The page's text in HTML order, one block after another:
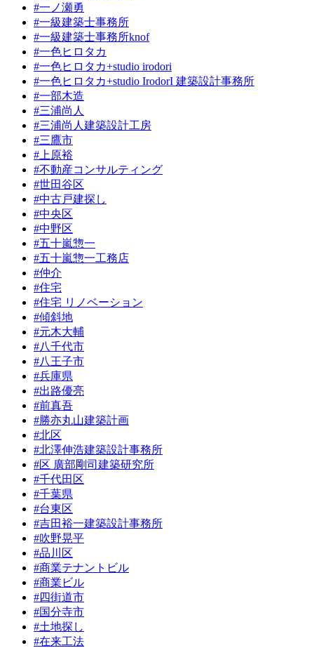
#一ノ瀬勇
#一級建築士事務所
#一級建築士事務所knof
#一色ヒロタカ
#一色ヒロタカ+studio irodori
#一色ヒロタカ+studio IrodorI 建築設計事務所
#一部木造
#三浦尚人
#三浦尚人建築設計工房
#三鷹市
#上原裕
#不動産コンサルティング
#世田谷区
#中古戸建探し
#中央区
#中野区
#五十嵐惣一
#五十嵐惣一工務店
#仲介
#住宅
#住宅 リノベーション
#傾斜地
#元木大輔
#八千代市
#八王子市
#兵庫県
#出路優亮
#前真吾
#勝亦丸山建築計画
#北区
#北澤伸浩建築設計事務所
#区 廣部剛司建築研究所
#千代田区
#千葉県
#台東区
#吉田裕一建築設計事務所
#吹野晃平
#品川区
#商業テナントビル
#商業ビル
#四街道市
#国分寺市
#土地探し
#在来工法